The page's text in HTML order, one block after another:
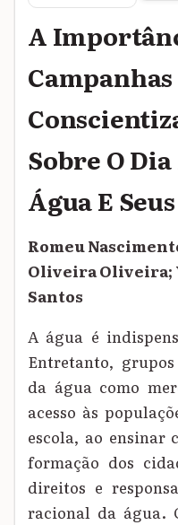
A
Campanhas
Sobre O
Água E
Romeu
Oliveira
Santos
A água é
Entretanto,
da água como
acesso às
escola, ao
formação dos
direitos e
racional da água.